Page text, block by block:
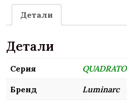
Детали
Детали
Серия QUADRATO
Бренд Luminarc